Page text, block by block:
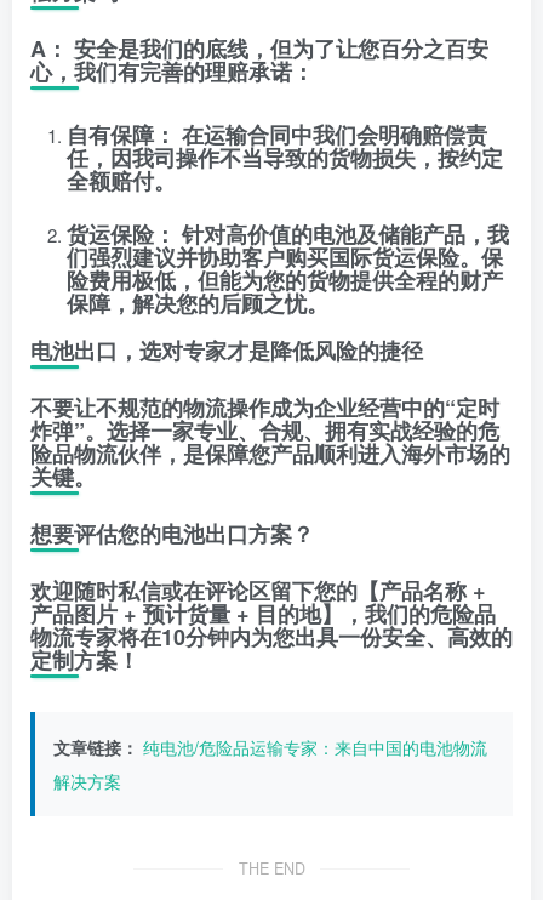
A： 安全是我们的底线，但为了让您百分之百安
心，我们有完善的理赔承诺：
自有保障： 在运输合同中我们会明确赔偿责
任，因我司操作不当导致的货物损失，按约定
全额赔付。
货运保险： 针对高价值的电池及储能产品，我
们强烈建议并协助客户购买国际货运保险。保
险费用极低，但能为您的货物提供全程的财产
保障，解决您的后顾之忧。
​电池出口，选对专家才是降低风险的捷径
​不要让不规范的物流操作成为企业经营中的“定时
炸弹”。选择一家专业、合规、拥有实战经验的危
险品物流伙伴，是保障您产品顺利进入海外市场的
关键。
想要评估您的电池出口方案？
欢迎随时私信或在评论区留下您的【产品名称 +
产品图片 + 预计货量 + 目的地】，我们的危险品
物流专家将在10分钟内为您出具一份安全、高效的
定制方案！
文章链接： 纯电池/危险品运输专家：来自中国的电池物流
解决方案
THE END